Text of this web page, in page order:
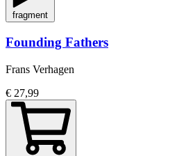
fragment
Founding Fathers
Frans Verhagen
€ 27,99